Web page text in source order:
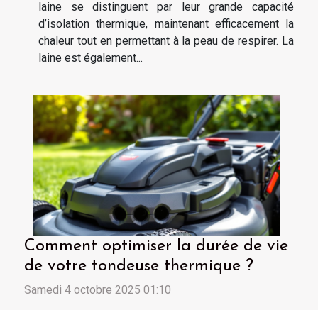
laine se distinguent par leur grande capacité
d’isolation thermique, maintenant efficacement la
chaleur tout en permettant à la peau de respirer. La
laine est également...
Comment optimiser la durée de vie
de votre tondeuse thermique ?
Samedi 4 octobre 2025 01:10